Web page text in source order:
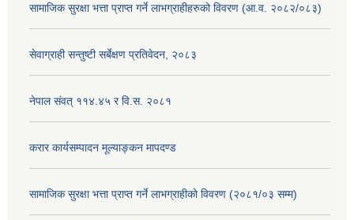
सामाजिक सुरक्षा भत्ता प्राप्त गर्ने लाभग्राहीहरुको विवरण (आ.व. २०८२/०८३)
सेवाग्राही सन्तुष्टी सर्बेक्षण प्रतिवेदन, २०८३
नेपाल संवत् ११४.४५ र वि.स. २०८१
करार कार्यसम्पादन मूल्याङ्कन मापदण्ड
सामाजिक सुरक्षा भत्ता प्राप्त गर्ने लाभग्राहीको विवरण (२०८१/०३ सम्म)